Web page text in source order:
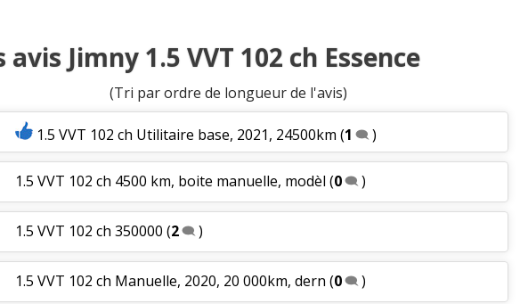
Jimny 1.5 VVT 102 ch Essence
(Tri par ordre de longueur de l'avis)
1.5 VVT 102 ch Utilitaire base, 2021, 24500km (1 )
1.5 VVT 102 ch 4500 km, boite manuelle, modèl (0 )
1.5 VVT 102 ch 350000 (2 )
1.5 VVT 102 ch Manuelle, 2020, 20 000km, dern (0 )